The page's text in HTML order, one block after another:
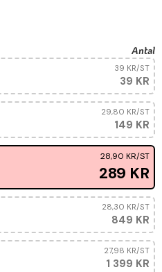
Antal
39 KR
39 KR/ST
149 KR
29,80 KR/ST
289 KR
28,90 KR/ST
849 KR
28,30 KR/ST
1 399 KR
27,98 KR/ST